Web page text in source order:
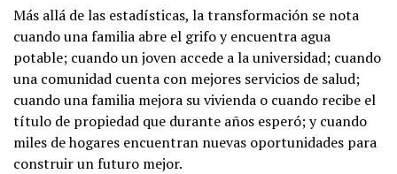
Más allá de las estadísticas, la transformación se nota
cuando una familia abre el grifo y encuentra agua
potable; cuando un joven accede a la universidad; cuando
una comunidad cuenta con mejores servicios de salud;
cuando una familia mejora su vivienda o cuando recibe el
título de propiedad que durante años esperó; y cuando
miles de hogares encuentran nuevas oportunidades para
construir un futuro mejor.